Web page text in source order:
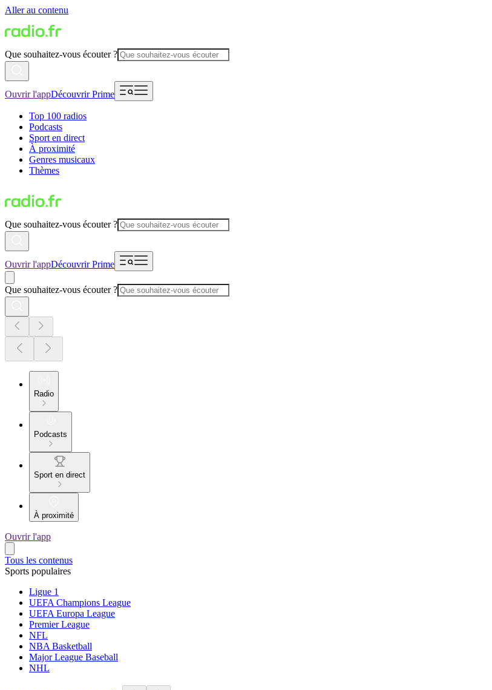
Aller au contenu
Que souhaitez-vous écouter ?
Ouvrir l'appDécouvrir Prime
Top 100 radios
Podcasts
Sport en direct
À proximité
Genres musicaux
Thèmes
Que souhaitez-vous écouter ?
Ouvrir l'appDécouvrir Prime
Que souhaitez-vous écouter ?
Radio
Podcasts
Sport en direct
À proximité
Ouvrir l'app
Tous les contenus
Sports populaires
Ligue 1
UEFA Champions League
UEFA Europa League
Premier League
NFL
NBA Basketball
Major League Baseball
NHL